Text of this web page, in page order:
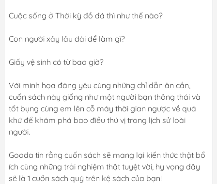
Cuộc sống ở Thời kỳ đồ đá thì như thế nào?
Con người xây lâu đài để làm gì?
Giấy vệ sinh có từ bao giờ?
Với minh họa đáng yêu cùng những chỉ dẫn ân cần,
cuốn sách này giống như một người bạn thông thái và
tốt bụng cùng em lên cỗ máy thời gian ngược về quá
khứ để khám phá bao điều thú vị trong lịch sử loài
người.
Gooda tin rằng cuốn sách sẽ mang lại kiến thức thật bổ
ích cùng những trải nghiệm thật tuyệt vời, hy vọng đây
sẽ là 1 cuốn sách quý trên kệ sách của bạn!